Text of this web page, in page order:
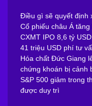
Điều gì sẽ quyết định
Cổ phiếu châu Á
CXMT IPO 8,6 tỷ
41 triệu USD phí tư
Hóa chất Đức Giang
chứng khoán bị cảnh
S&P 500 giảm trong
được duy trì